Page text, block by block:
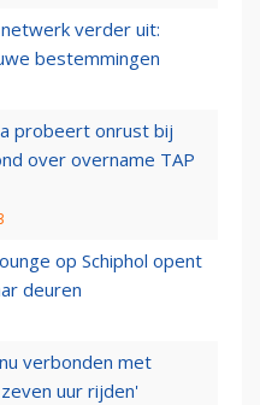
verder uit:
bestemmingen
probeert onrust bij
over overname TAP
op Schiphol opent
deuren
verbonden met
uur rijden'